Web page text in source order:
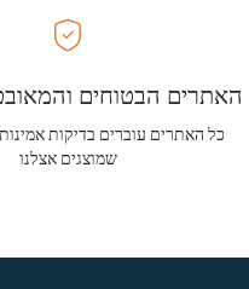
האתרים הבטוחים
כל האתרים עוברים בדיקות
שמוצגים אצלנו